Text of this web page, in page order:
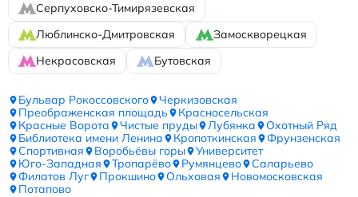
Серпуховско-Тимирязевская
Люблинско-Дмитровская
Замоскворецкая
Некрасовская
Бутовская
Бульвар Рокоссовского
Черкизовская
Преображенская площадь
Красносельская
Красные Ворота
Чистые пруды Лубянка
Охотный Ряд
Библиотека имени Ленина
Кропоткинская
Фрунзенская
Спортивная
Воробьёвы горы
Университет
Юго-Западная
Тропарёво Румянцево
Саларьево
Филатов Луг
Прокшино Ольховая
Новомосковская
Потапово